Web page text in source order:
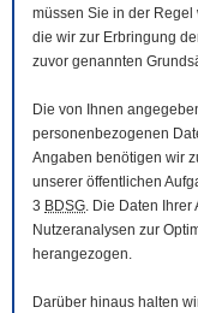
müssen Sie in der
die wir zur Erbringung
zuvor genannten
Die von Ihnen
personenbezogenen
Angaben benötigen wir
unserer öffentlichen
3 BDSG. Die Daten Ihrer
Nutzeranalysen zur
herangezogen.
Darüber hinaus halten